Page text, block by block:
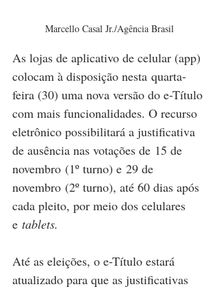
Marcello Casal Jr./Agência Brasil
As lojas de aplicativo de celular (app)
colocam à disposição nesta quarta-
feira (30) uma nova versão do e-Título
com mais funcionalidades. O recurso
eletrônico possibilitará a justificativa
de ausência nas votações de 15 de
novembro (1º turno) e 29 de
novembro (2º turno), até 60 dias após
cada pleito, por meio dos celulares
e tablets.
Até as eleições, o e-Título estará
atualizado para que as justificativas